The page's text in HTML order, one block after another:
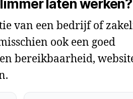
laten werken?
van een bedrijf of
ook een goed
bereikbaarheid,